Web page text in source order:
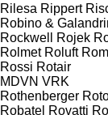
Rilesa Rippert
Robino &
Rockwell
Rojek
Rolmet Roluft
Rossi Rotair
MDVN VRK
Rothenberger
Robatel Rovatti